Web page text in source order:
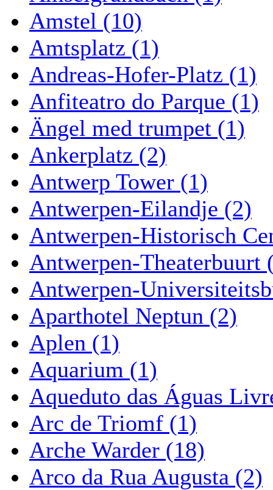
Amstel (10)
Amtsplatz (1)
Andreas-Hofer-Platz (1)
Anfiteatro do Parque (1)
Ängel med trumpet (1)
Ankerplatz (2)
Antwerp Tower (1)
Antwerpen-Eilandje (2)
Antwerpen-Historisch
Antwerpen-Theaterbuurt
Antwerpen-
Aparthotel Neptun (2)
Aplen (1)
Aquarium (1)
Aqueduto das Águas
Arc de Triomf (1)
Arche Warder (18)
Arco da Rua Augusta (2)